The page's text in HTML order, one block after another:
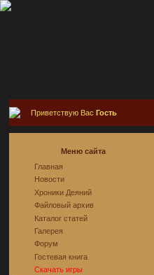
Приветствую ВасГость
Меню сайта
Главная
Новости
Хроники Деяний
Файловый архив
Каталог статей
Галерея
Форум
Гостевая книга
Скачать игры